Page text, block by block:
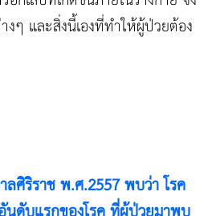
งๆ และสิ่งนี้เองที่ทำให้ผู้ป่วยต้อง
ลศิริราช พ.ศ.2557 พบว่า โรค